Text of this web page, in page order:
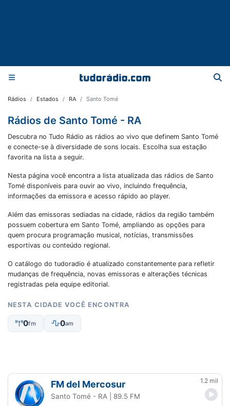
Rádios Estados RA Santo Tomé
Rádios de Santo Tomé - RA
Descubra no Tudo Rádio as rádios ao vivo que definem Santo Tomé
e conecte-se à diversidade de sons locais. Escolha sua estação
favorita na lista a seguir.
Nesta página você encontra a lista atualizada das rádios de Santo
Tomé disponíveis para ouvir ao vivo, incluindo frequência,
informações da emissora e acesso rápido ao player.
Além das emissoras sediadas na cidade, rádios da região também
possuem cobertura em Santo Tomé, ampliando as opções para
quem procura programação musical, notícias, transmissões
esportivas ou conteúdo regional.
O catálogo do tudoradio é atualizado constantemente para refletir
mudanças de frequência, novas emissoras e alterações técnicas
registradas pela equipe editorial.
NESTA CIDADE VOCÊ ENCONTRA
0fm 0am
FM del Mercosur 1.2 mil
Santo Tomé - RA | 89.5 FM